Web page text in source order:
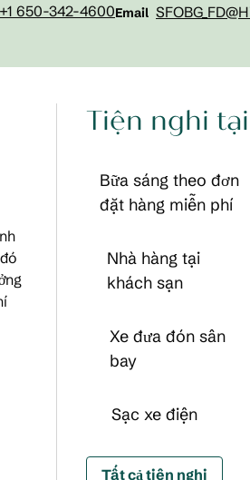
650-342-4600Email
Email SFOBG_FD
Tiện nghi
Bữa sáng theo đơn
đặt hàng miễn phí
Nhà hàng tại
khách sạn
Xe đưa đón sân
bay
Sạc xe điện
Tất cả tiện nghi